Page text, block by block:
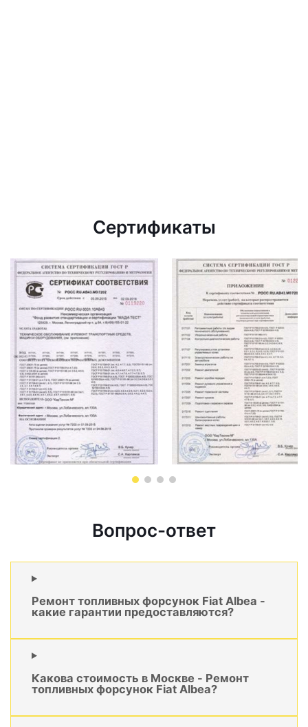
Сертификаты
Вопрос-ответ
Ремонт топливных форсунок Fiat Albea -
какие гарантии предоставляются?
Какова стоимость в Москве - Ремонт
топливных форсунок Fiat Albea?